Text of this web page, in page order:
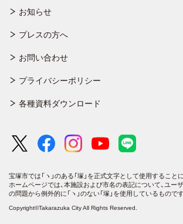
お知らせ
プレスの方へ
お問い合わせ
プライバシーポリシー
各種資料ダウンロード
宝塚市では「ヽ」のある「塚」を正式文字として使用すること
ホームページでは、本施設および市名の表記について、ユー
の問題から例外的に「ヽ」のない「塚」を使用しているものです
Copyright©Takarazuka City All Rights Reserved.